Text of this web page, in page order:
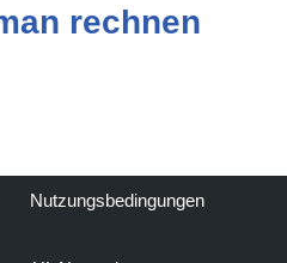
rechnen
Nutzungsbedingungen